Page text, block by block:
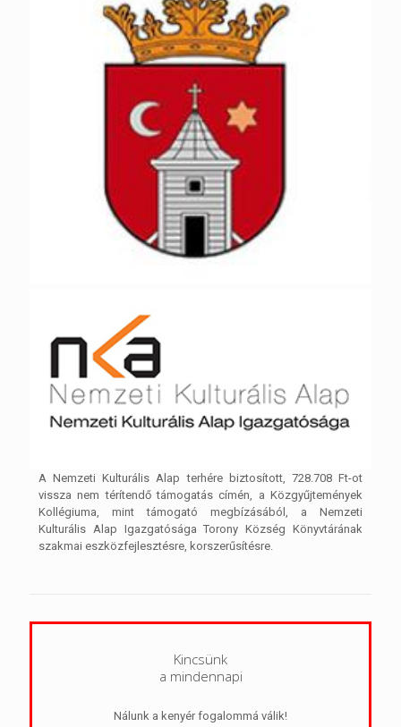
A Nemzeti Kulturális Alap terhére biztosított, 728.708 Ft-ot
vissza nem térítendő támogatás címén, a Közgyűjtemények
Kollégiuma, mint támogató megbízásából, a Nemzeti
Kulturális Alap Igazgatósága Torony Község Könyvtárának
szakmai eszközfejlesztésre, korszerűsítésre.
Kincsünk
a mindennapi
Nálunk a kenyér fogalommá válik!